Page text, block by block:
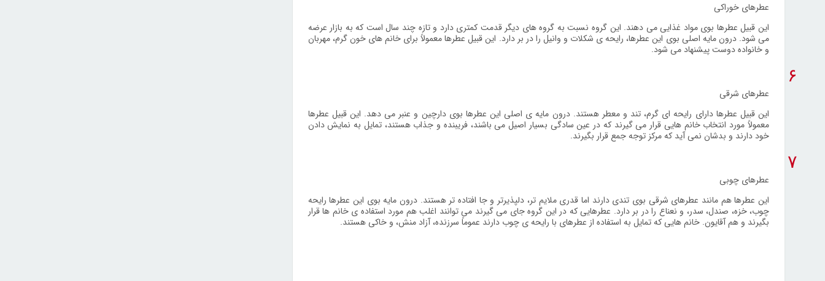
عطرهای خوراکی
این قبیل عطرها بوی مواد غذایی می دهند. این گروه نسبت به گروه های دیگر قدمت کمتری دارد و تازه چند سال است که به بازار عرضه
می شود. درون مایه اصلی بوی این عطرها، رایحه ی شکلات و وانیل را در بر دارد. این قبیل عطرها معمولاً برای خانم های خون گرم، مهربان
و خانواده دوست پیشنهاد می شود.
۶
عطرهای شرقی
این قبیل عطرها دارای رایحه ای گرم، تند و معطر هستند. درون مایه ی اصلی این عطرها بوی دارچین و عنبر می دهد. این قبیل عطرها
معمولاً مورد انتخاب خانم هایی قرار می گیرند که در عین سادگی بسیار اصیل می باشند، فریبنده و جذاب هستند، تمایل به نمایش دادن
خود دارند و بدشان نمی آید که مرکز توجه جمع قرار بگیرند.
۷
عطرهای چوبی
این عطرها هم مانند عطرهای شرقی بوی تندی دارند اما قدری ملایم تر، دلپذیرتر و جا افتاده تر هستند. درون مایه بوی این عطرها رایحه
چوب، خزه، صندل، سدر، و نعناع را در بر دارد. عطرهایی که در این گروه جای می گیرند می توانند اغلب هم مورد استفاده ی خانم ها قرار
بگیرند و هم آقایون. خانم هایی که تمایل به استفاده از عطرهای با رایحه ی چوب دارند عموماً سرزنده، آزاد منش، و خاکی هستند.